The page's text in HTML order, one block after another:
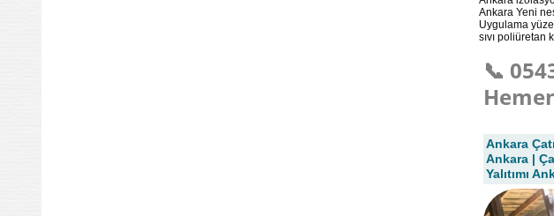
Ankara Yeni
Uygulama
sıvı poliüretan
📞
Ankara
Ankara |
Yalıtımı